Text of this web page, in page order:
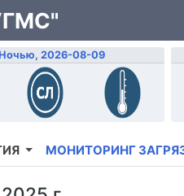
Ночью, 2026-08-09
МОНИТОРИНГ